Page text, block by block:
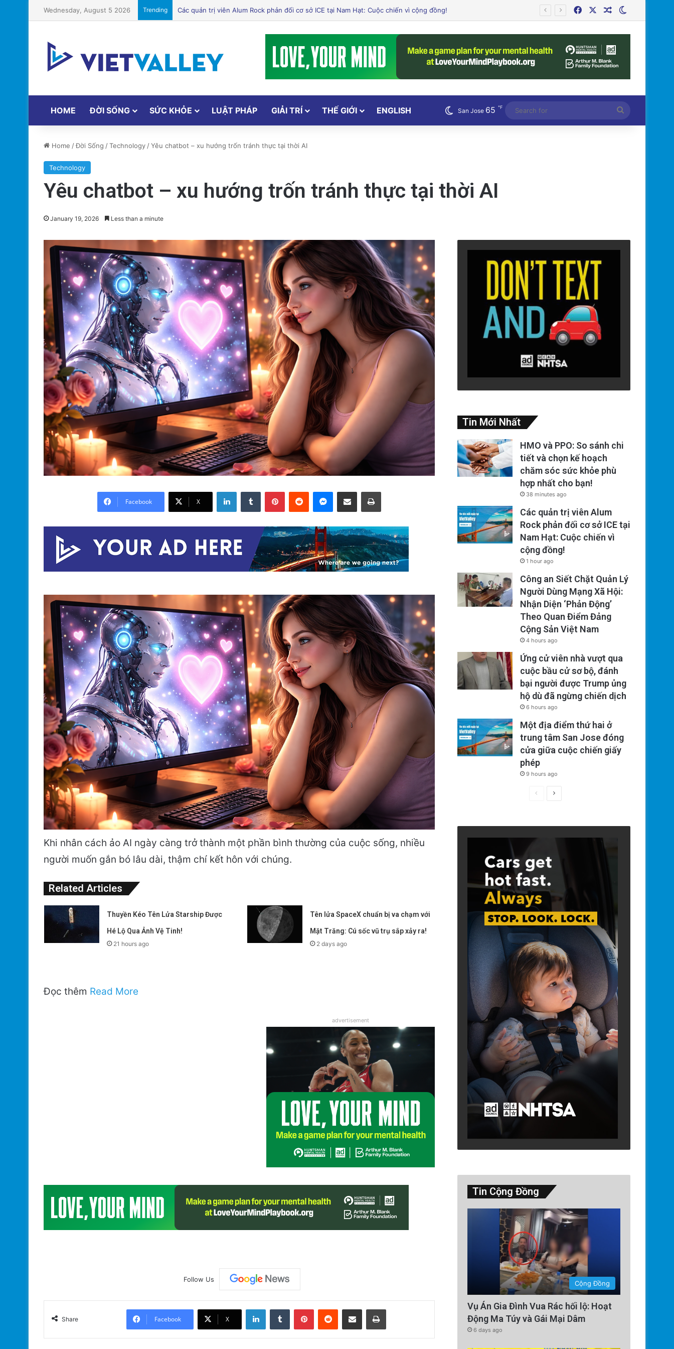
Wednesday, August 5 2026 Trending FacebookRandom Article
HOME ĐỜI SỐNG SỨC KHỎE LUẬT PHÁP GIẢI TRÍ THẾ GIỚI ENGLISH San Jose 65 ℉
for
Home /Đời Sống /Technology/Yêu chatbot – xu hướng trốn tránh thực tại thời AI
Technology
Yêu chatbot – xu hướng trốn tránh thực tại thời AI
January 19, 2026 Less than a minute
Facebook X
LinkedInTumblr PinterestReddit Messenger
Share via Email Print
Khi nhân cách ảo AI ngày càng trở thành một phần bình thường của cuộc sống, nhiều
người muốn gắn bó lâu dài, thậm chí kết hôn với chúng.
Related Articles
Thuyền Kéo Tên Lửa Starship Được
Hé Lộ Qua Ảnh Vệ Tinh!
21 hours ago
Tên lửa SpaceX chuẩn bị va chạm với
Mặt Trăng: Cú sốc vũ trụ sắp xảy ra!
2 days ago
Đọc thêm Read More
advertisement
Follow Us
Share Facebook X
LinkedInTumblr PinterestReddit Share via Email Print
Tin Mới Nhất
HMO và PPO: So sánh chi
tiết và chọn kế hoạch
chăm sóc sức khỏe phù
hợp nhất cho bạn!
38 minutes ago
Các quản trị viên Alum
Rock phản đối cơ sở ICE tại
Nam Hạt: Cuộc chiến vì
cộng đồng!
1 hour ago
Công an Siết Chặt Quản Lý
Người Dùng Mạng Xã Hội:
Nhận Diện ‘Phản Động’
Theo Quan Điểm Đảng
Cộng Sản Việt Nam
4 hours ago
Ứng cử viên nhà vượt qua
cuộc bầu cử sơ bộ, đánh
bại người được Trump ủng
hộ dù đã ngừng chiến dịch
6 hours ago
Một địa điểm thứ hai ở
trung tâm San Jose đóng
cửa giữa cuộc chiến giấy
phép
9 hours ago
PreviousNext
Tin Cộng Đồng
Cộng Đồng
Vụ Án Gia Đình Vua Rác hối lộ: Hoạt
Động Ma Túy và Gái Mại Dâm
6 days ago